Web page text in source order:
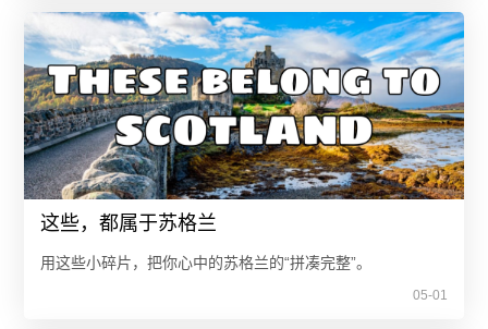
这些，都属于苏格兰
用这些小碎片，把你心中的苏格兰的“拼凑完整”。
05-01